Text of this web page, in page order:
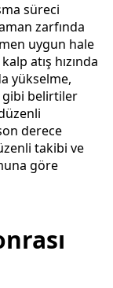
süreci
zarfında
uygun hale
atış hızında
yükselme,
gibi belirtiler
derece
takibi ve
göre